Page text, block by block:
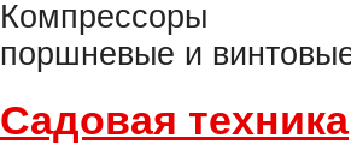
Компрессоры
поршневые и
Садовая техника